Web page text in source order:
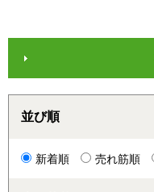
並び順
新着順 売れ筋順